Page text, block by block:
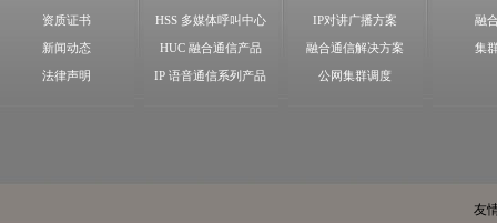
资质证书
新闻动态
法律声明
HSS 多媒体呼叫中心
HUC 融合通信产品
IP 语音通信系列产品
IP对讲广播方案
融合通信解决方案
公网集群调度
融
集
友